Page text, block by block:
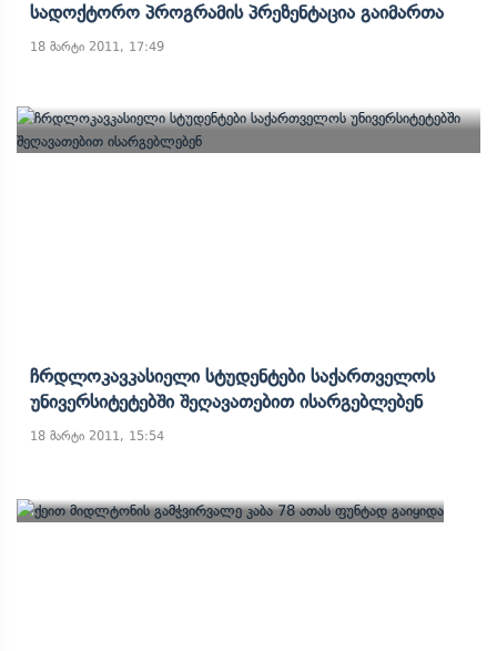
Სადოქტორო Პროგრამის Პრეზენტაცია Გაიმართა
18 მარტი 2011, 17:49
Ჩრდლოკავკასიელი Სტუდენტები Საქართველოს
Უნივერსიტეტებში Შეღავათებით Ისარგებლებენ
18 მარტი 2011, 15:54